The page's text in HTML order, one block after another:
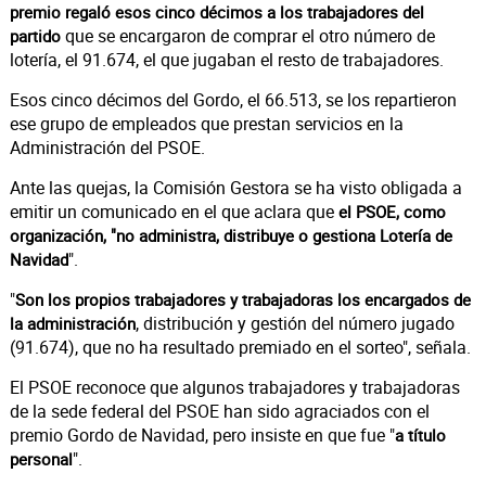
premio regaló esos cinco décimos a los trabajadores del
partidoque se encargaron de comprar el otro número de
lotería, el 91.674, el que jugaban el resto de trabajadores.
Esos cinco décimos del Gordo, el 66.513, se los repartieron
ese grupo de empleados que prestan servicios en la
Administración del PSOE.
Ante las quejas, la Comisión Gestora se ha visto obligada a
emitir un comunicado en el que aclara que el PSOE, como
organización, "no administra, distribuye o gestiona Lotería de
Navidad".
"Son los propios trabajadores y trabajadoras los encargados de
la administración, distribución y gestión del número jugado
(91.674), que no ha resultado premiado en el sorteo", señala.
El PSOE reconoce que algunos trabajadores y trabajadoras
de la sede federal del PSOE han sido agraciados con el
premio Gordo de Navidad, pero insiste en que fue "a título
personal".